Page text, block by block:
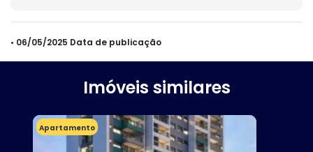
• 06/05/2025 Data de publicação
Imóveis similares
Apartamento